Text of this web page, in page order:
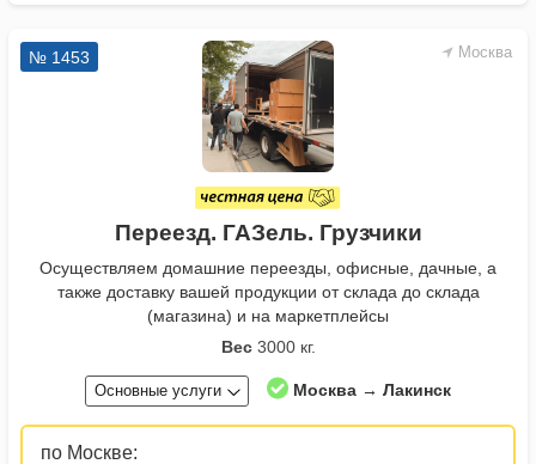
Москва
№ 1453
Переезд. ГАЗель. Грузчики
Осуществляем домашние переезды, офисные, дачные, а
также доставку вашей продукции от склада до склада
(магазина) и на маркетплейсы
Вес3000 кг.
Основные услуги Москва → Лакинск
по Москве: